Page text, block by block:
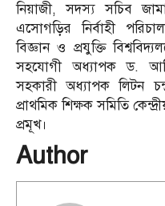
নিয়াজী, সদস্য সচিব
এসোগড়ির নির্বাহী
বিজ্ঞান ও প্রযুক্তি
সহযোগী অধ্যাপক ড.
সহকারী অধ্যাপক লিটন
প্রাথমিক শিক্ষক সমিতি
প্রমূখ।
Author